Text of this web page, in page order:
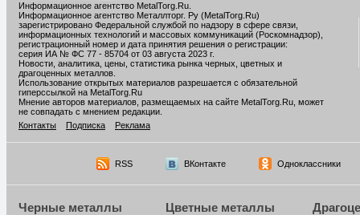
Информационное агентство MetalTorg.Ru
Информационное агентство Металлторг. Ру (MetalTorg.Ru)
зарегистрировано Федеральной службой по надзору в сфере связи,
информационных технологий и массовых коммуникаций (Роскомнадзор),
регистрационный номер и дата принятия решения о регистрации:
серия ИА № ФС 77 - 85704 от 03 августа 2023 г.
Новости, аналитика, цены, статистика рынка черных, цветных и
драгоценных металлов.
Использование открытых материалов разрешается с обязательной
гиперссылкой на MetalTorg.Ru
Мнение авторов материалов, размещаемых на сайте MetalTorg.Ru, может
не совпадать с мнением редакции.
Контакты
Подписка Реклама
RSS ВКонтакте Одноклассники
Черные металлы Цветные металлы